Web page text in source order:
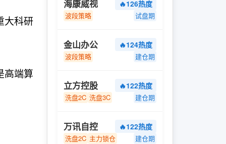
大科研
高端算
海康威视 🔥126热度
波段策略 试盘期
金山办公 🔥124热度
波段策略 建仓期
立方控股 🔥122热度
洗盘2C 洗盘3C 建仓期
万讯自控 🔥122热度
洗盘2C 主力锁仓 建仓期